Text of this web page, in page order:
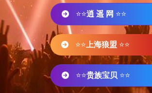
⭐⭐逍 遥 网 ⭐⭐
⭐⭐ 上海狼盟 ⭐⭐
⭐⭐贵族宝贝 ⭐⭐